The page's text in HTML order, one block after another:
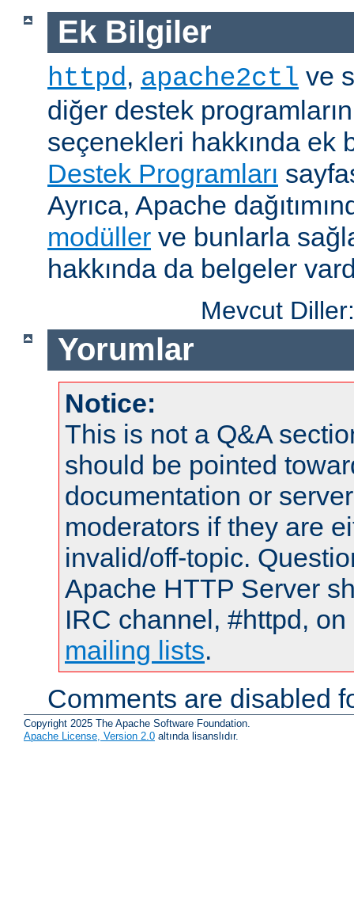
Ek Bilgiler
httpd, apache2ctl ve
diğer destek
seçenekleri hakkında ek
Destek Programları
Ayrıca, Apache
modüller ve bunlarla
hakkında da belgeler
Mevcut
Yorumlar
Notice:
This is not a Q&A
should be pointed
documentation or
moderators if they are
invalid/off-topic.
Apache HTTP Server
IRC channel, #httpd,
mailing lists.
Comments are disabled
Copyright 2025 The Apache Software Foundation.
Apache License, Version 2.0 altında lisanslıdır.